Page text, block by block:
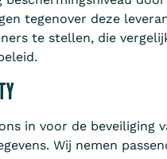
tegenover deze
te stellen, die
in voor de beveiliging
Wij nemen